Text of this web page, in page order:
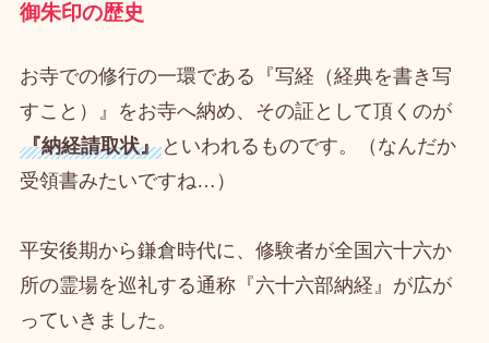
御朱印の歴史
お寺での修行の一環である『写経（経典を書き写
すこと）』をお寺へ納め、その証として頂くのが
『納経請取状』といわれるものです。（なんだか
受領書みたいですね…）
平安後期から鎌倉時代に、修験者が全国六十六か
所の霊場を巡礼する通称『六十六部納経』が広が
っていきました。